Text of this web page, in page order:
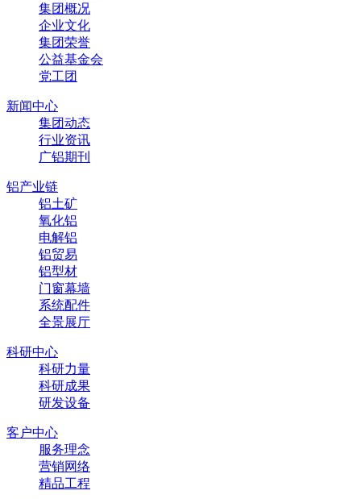
集团概况
企业文化
集团荣誉
公益基金会
党工团
新闻中心
集团动态
行业资讯
广铝期刊
铝产业链
铝土矿
氧化铝
电解铝
铝贸易
铝型材
门窗幕墙
系统配件
全景展厅
科研中心
科研力量
科研成果
研发设备
客户中心
服务理念
营销网络
精品工程